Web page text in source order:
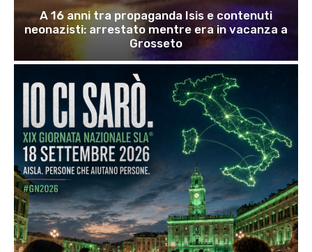
A 16 anni tra propaganda Isis e contenuti
neonazisti: arrestato mentre era in vacanza a
Grosseto